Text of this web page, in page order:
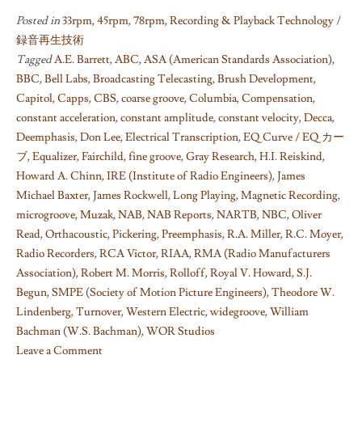
Posted in33rpm,45rpm,78rpm,Recording & Playback Technology /
録音再生技術
TaggedA.E. Barrett,ABC,ASA (American Standards Association),
BBC,Bell Labs,Broadcasting Telecasting,Brush Development,
Capitol,Capps,CBS,coarse groove,Columbia,Compensation,
constant acceleration,constant amplitude,constant velocity,Decca,
Deemphasis,Don Lee,Electrical Transcription,EQ Curve / EQ カー
ブ,Equalizer,Fairchild,fine groove,Gray Research,H.I. Reiskind,
Howard A. Chinn,IRE (Institute of Radio Engineers),James
Michael Baxter,James Rockwell,Long Playing,Magnetic Recording,
microgroove,Muzak,NAB,NAB Reports,NARTB,NBC,Oliver
Read,Orthacoustic,Pickering,Preemphasis,R.A. Miller,R.C. Moyer,
Radio Recorders,RCA Victor,RIAA,RMA (Radio Manufacturers
Association),Robert M. Morris,Rolloff,Royal V. Howard,S.J.
Begun,SMPE (Society of Motion Picture Engineers),Theodore W.
Lindenberg,Turnover,Western Electric,widegroove,William
Bachman (W.S. Bachman),WOR Studios
Leave a Comment